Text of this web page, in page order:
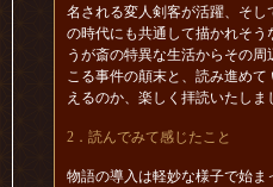
名される変人剣客が活躍、そ
の時代にも共通して描かれそう
うが斎の特異な生活からその
こる事件の顛末と、読み進め
えるのか、楽しく拝読いたしま
2．読んでみて感じたこと
物語の導入は軽妙な様子で始